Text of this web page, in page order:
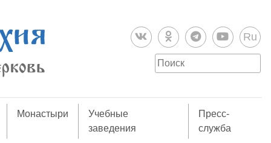
Ru
Монастыри
Учебные
заведения
Пресс-
служба